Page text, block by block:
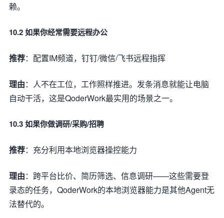
赖。
10.2 如果你经常需要远程办公
推荐：配置IM频道，钉钉/微信/飞书远程指挥
理由：人不在工位，工作照样推进。发条消息就能让电脑
自动干活，这是QoderWork最实用的场景之一。
10.3 如果你做调研/采购/招聘
推荐：充分利用本地浏览器操控能力
理由：跨平台比价、简历筛选、信息调研——这些需要登
录态的任务，QoderWork的本地浏览器能力是其他Agent无
法替代的。